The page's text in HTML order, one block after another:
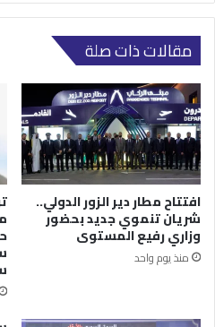
مقالات ذات صلة
افتتاح مطار دير الزور الدولي..
شريان تنموي جديد بحضور
وزاري رفيع المستوى
منذ يوم واحد